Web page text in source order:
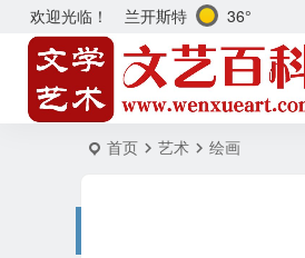
欢迎光临！ 兰开斯特 36°
首页 艺术 绘画